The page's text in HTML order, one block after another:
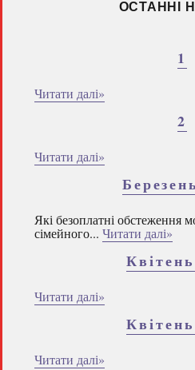
ОСТАННІ
1
Читати далі»
2
Читати далі»
Які безоплатні обстеження
сімейного... Читати далі»
Читати далі»
Читати далі»